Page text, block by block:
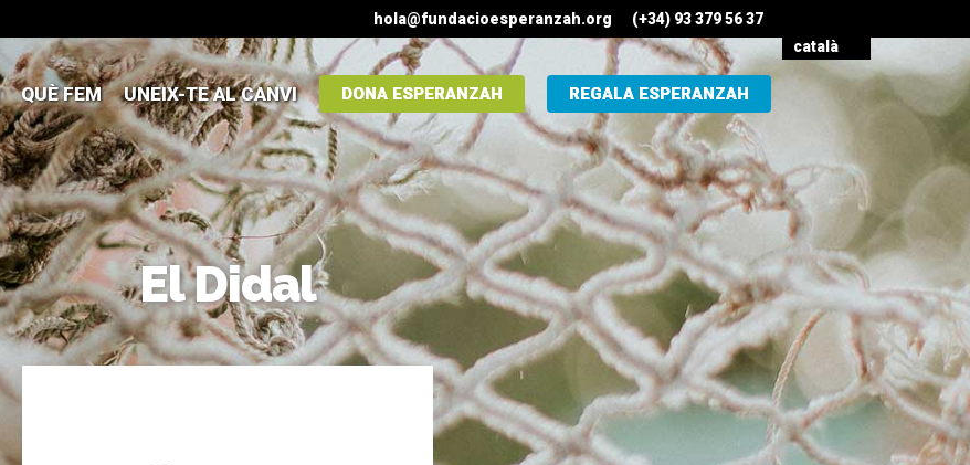
hola@fundacioesperanzah.org (+34) 93 379 56 37
QUÈ FEM UNEIX-TE AL CANVI DONA ESPERANZAH REGALA ESPERANZAH
català
El Didal